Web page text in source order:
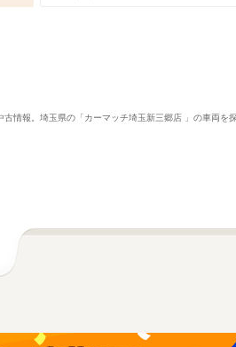
報。埼玉県の「カーマッチ埼玉新三郷店 」の車両を